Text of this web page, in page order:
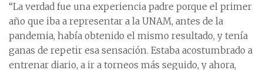
“La verdad fue una experiencia padre porque el primer
año que iba a representar a la UNAM, antes de la
pandemia, había obtenido el mismo resultado, y tenía
ganas de repetir esa sensación. Estaba acostumbrado a
entrenar diario, a ir a torneos más seguido, y ahora,